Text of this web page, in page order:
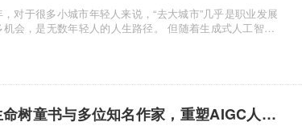
轻人的人生路径。 但随着生成式人工智能
IP赋能，美育破局！灵帧启首携手生命树童书与多位知名作家，重塑AIGC人才成长新通路